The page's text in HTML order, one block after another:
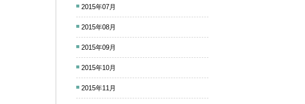
2015年07月
2015年08月
2015年09月
2015年10月
2015年11月